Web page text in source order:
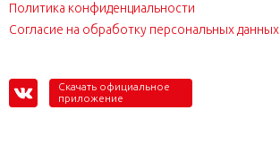
Политика конфиденциальности
Согласие на обработку персональных данных
Скачать официальное
приложение